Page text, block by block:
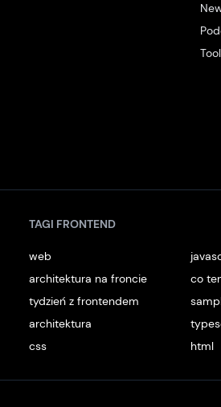
TAGI FRONTEND
web
architektura na froncie
co
tydzień z frontendem
architektura
css
html